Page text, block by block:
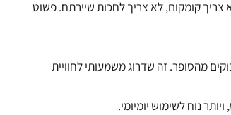
קומקום, לא צריך לחכות שיירתח. פשוט
מהסופר. זה שדרוג משמעותי לחוויית